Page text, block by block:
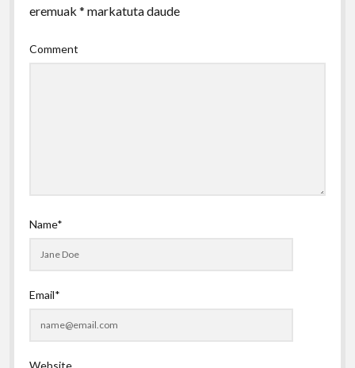
eremuak * markatuta daude
Comment
Name*
Email*
Website